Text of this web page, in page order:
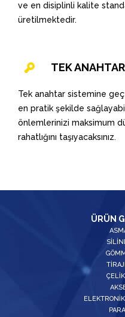
ve en disiplinli kalite
üretilmektedir.
TEK
Tek anahtar sistemine
en pratik şekilde
önlemlerinizi maksimum
rahatlığını taşıyacaksınız.
ÜRÜN